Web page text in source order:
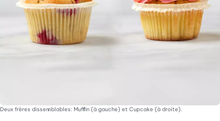
Deux frères dissemblables: Muffin (à gauche) et Cupcake (à droite).